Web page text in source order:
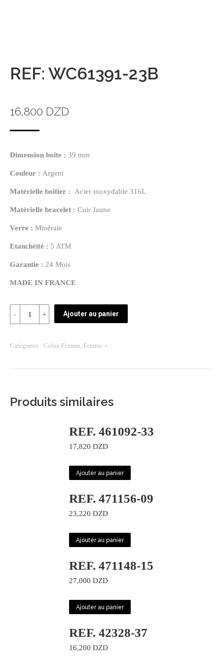
REF: WC61391-23B
16,800 DZD
Dimension boîte : 39 mm
Couleur : Argent
Matérielle boitier : Acier inoxydable 316L
Matérielle bracelet : Cuir Jaune
Verre : Minérale
Etanchéité : 5 ATM
Garantie : 24 Mois
MADE IN FRANCE
Quantité
REF:
23B
Ajouter au panier
Catégories : Cobra Femme, Femme
Produits similaires
REF. 461092-33
17,820 DZD
Ajouter au panier
REF. 471156-09
23,220 DZD
Ajouter au panier
REF. 471148-15
27,000 DZD
Ajouter au panier
REF. 42328-37
16,200 DZD